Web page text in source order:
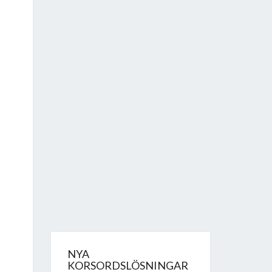
NYA
KORSORDSLÖSNINGAR